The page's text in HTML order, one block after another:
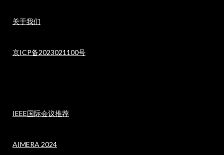
关于我们
京ICP备2023021100号
IEEE国际会议推荐
AIMERA 2024